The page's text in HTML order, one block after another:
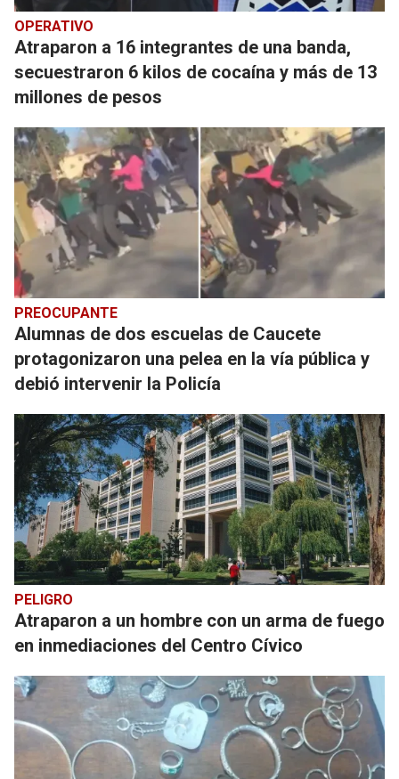
OPERATIVO
Atraparon a 16 integrantes de una banda,
secuestraron 6 kilos de cocaína y más de 13
millones de pesos
PREOCUPANTE
Alumnas de dos escuelas de Caucete
protagonizaron una pelea en la vía pública y
debió intervenir la Policía
PELIGRO
Atraparon a un hombre con un arma de fuego
en inmediaciones del Centro Cívico